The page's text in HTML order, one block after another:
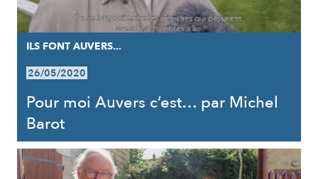
ILS FONT AUVERS...
26/05/2020
Pour moi Auvers c’est… par Michel
Barot